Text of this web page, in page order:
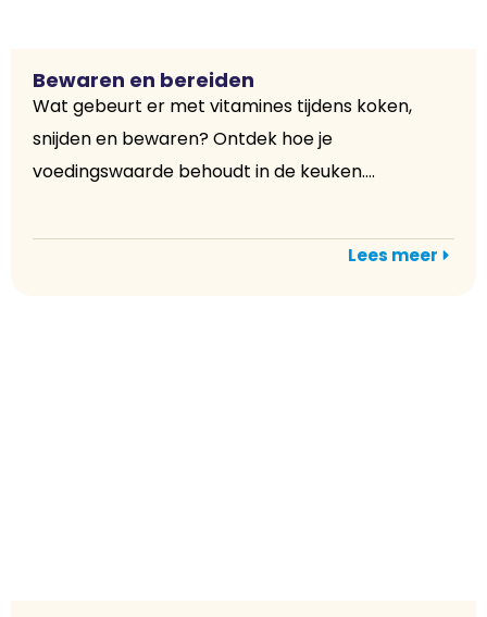
Bewaren en bereiden
Wat gebeurt er met vitamines tijdens koken,
snijden en bewaren? Ontdek hoe je
voedingswaarde behoudt in de keuken....
Lees meer